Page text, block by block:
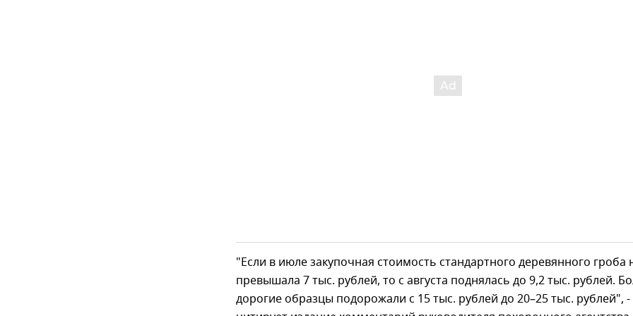
"Если в июле закупочная стоимость стандартного деревянного гроба
превышала 7 тыс. рублей, то с августа поднялась до 9,2 тыс. рублей.
дорогие образцы подорожали с 15 тыс. рублей до 20–25 тыс. рублей", -